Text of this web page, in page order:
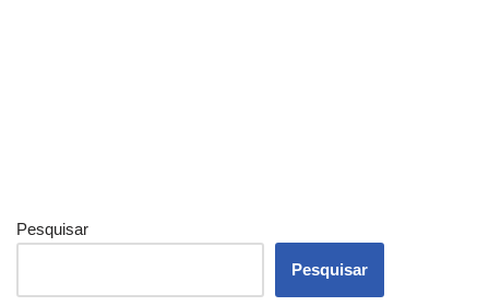
Pesquisar
Pesquisar